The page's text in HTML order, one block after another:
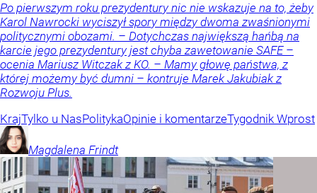
Po pierwszym roku prezydentury nic nie wskazuje na to, żeby
Karol Nawrocki wyciszył spory między dwoma zwaśnionymi
politycznymi obozami. – Dotychczas największą hańbą na
karcie jego prezydentury jest chyba zawetowanie SAFE –
ocenia Mariusz Witczak z KO. – Mamy głowę państwa, z
której możemy być dumni – kontruje Marek Jakubiak z
Rozwoju Plus.
KrajTylko u NasPolitykaOpinie i komentarzeTygodnik Wprost
Magdalena Frindt